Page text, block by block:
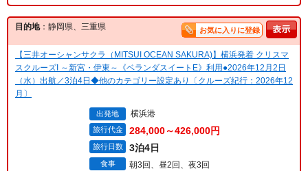
目的地：静岡県、三重県 お気に入りに登録
【三井オーシャンサクラ（MITSUI OCEAN SAKURA)】横浜発着 クリスマ
スクルーズI ～新宮・伊東～《ベランダスイートE》利用●2026年12月2日
（水）出航／3泊4日◆他のカテゴリー設定あり〔クルーズ紀行：2026年12
月〕
出発地 横浜港
旅行代金 284,000～426,000円
旅行日数 3泊4日
食事 朝3回、昼2回、夜3回